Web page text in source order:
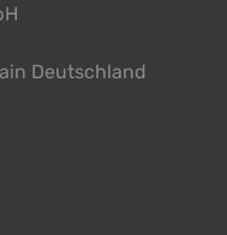
Deutschland